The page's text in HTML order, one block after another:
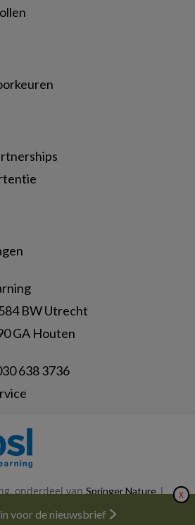
BW Utrecht
GA Houten
638 3736
onderdeel vanSpringer Nature| X
voor de nieuwsbrief